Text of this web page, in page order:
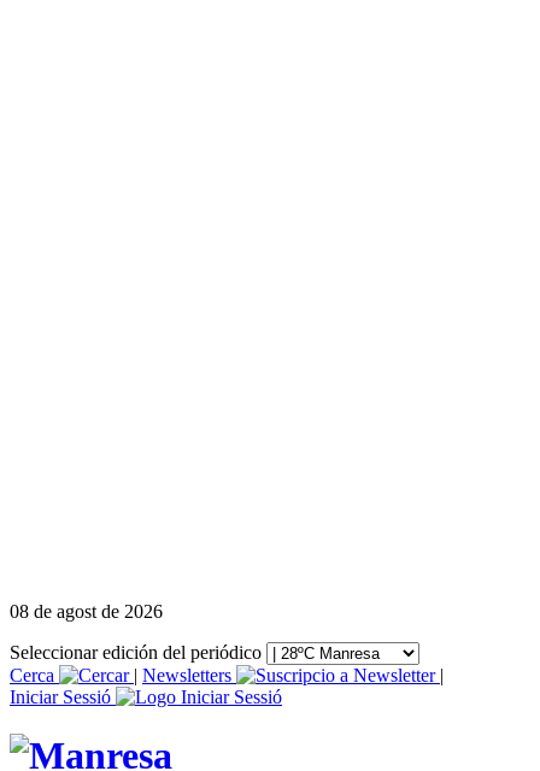
08 de agost de 2026
Seleccionar edición del periódico
Cerca
| Newsletters
|
Iniciar Sessió